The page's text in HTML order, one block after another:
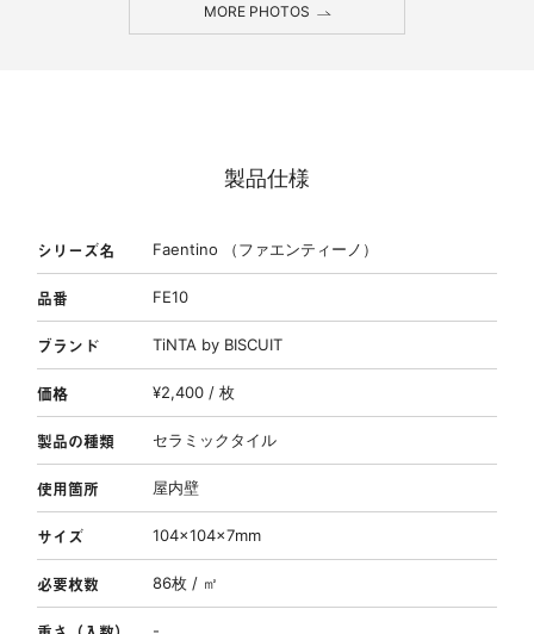
MORE PHOTOS
製品仕様
シリーズ名 Faentino （ファエンティーノ）
品番 FE10
ブランド TiNTA by BISCUIT
価格 ¥2,400 / 枚
製品の種類 セラミックタイル
使用箇所 屋内壁
サイズ 104×104×7mm
必要枚数 86枚 / ㎡